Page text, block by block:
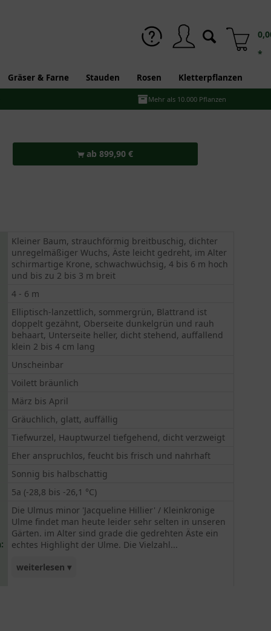
*
Gräser & Farne Stauden Rosen Kletterpflanzen
Mehr als 10.000 Pflanzen
ab 899,90 €
Kleiner Baum, strauchförmig breitbuschig, dichter
unregelmäßiger Wuchs, Äste leicht gedreht, im Alter
schirmartige Krone, schwachwüchsig, 4 bis 6 m hoch
und bis zu 2 bis 3 m breit
4 - 6 m
Elliptisch-lanzettlich, sommergrün, Blattrand ist
doppelt gezähnt, Oberseite dunkelgrün und rauh
behaart, Unterseite heller, dicht stehend, auffallend
klein 2 bis 4 cm lang
Unscheinbar
Voilett bräunlich
März bis April
Gräuchlich, glatt, auffällig
Tiefwurzel, Hauptwurzel tiefgehend, dicht verzweigt
Eher anspruchlos, feucht bis frisch und nahrhaft
Sonnig bis halbschattig
5a (-28,8 bis -26,1 °C)
Die Ulmus minor 'Jacqueline Hillier' / Kleinkronige
Ulme findet man heute leider sehr selten in unseren
Gärten. im Alter sind grade die gedrehten Äste ein
echtes Highlight der Ulme. Die Vielzahl...
weiterlesen ▾